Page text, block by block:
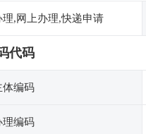
理,网上办理,快递申请
代码
体编码
理编码